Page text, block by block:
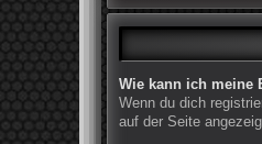
Wie kann ich meine
Wenn du dich
auf der Seite